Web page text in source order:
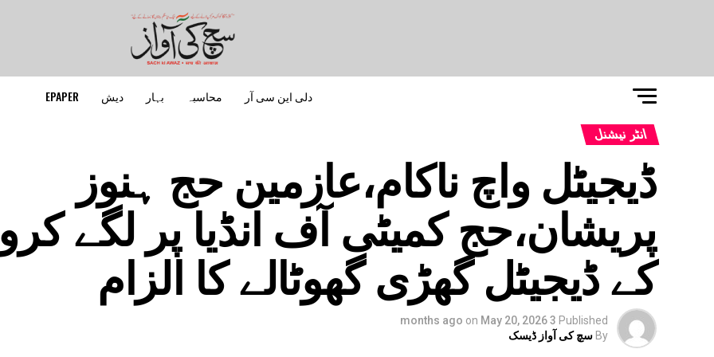
دلی این سی آر محاسبہ بہار دیش EPAPER
انٹر نیشنل
ڈیجیٹل واچ ناکام،عازمین حج ہنوز
پریشان،حج کمیٹی آف انڈیا پر لگے
کے ڈیجیٹل گھڑی گھوٹالے کا الزام
Published
3 months ago
on May 20, 2026
By سچ کی آواز ڈیسک